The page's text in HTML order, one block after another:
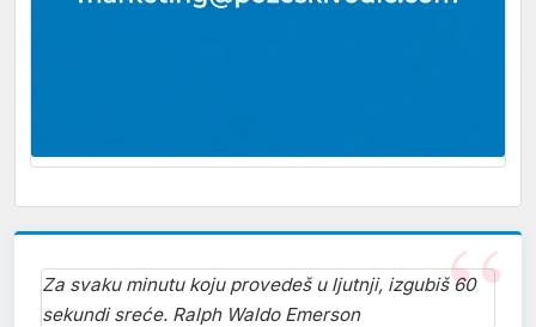
Za svaku minutu koju provedeš u ljutnji, izgubiš 60
sekundi sreće. Ralph Waldo Emerson